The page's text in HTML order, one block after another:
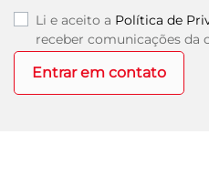
Li e aceito a Política de
receber comunicações da
Entrar em contato